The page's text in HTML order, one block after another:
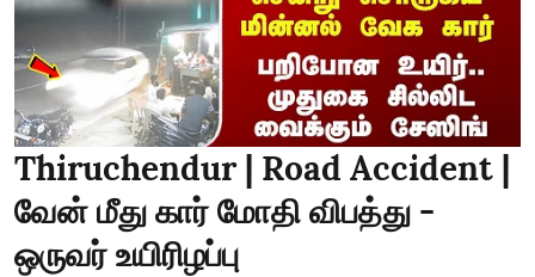
Thiruchendur | Road Accident |
வேன் மீது கார் மோதி விபத்து -
ஒருவர் உயிரிழப்பு